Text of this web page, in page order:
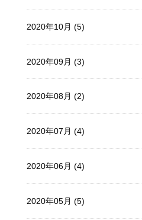
2020年10月 (5)
2020年09月 (3)
2020年08月 (2)
2020年07月 (4)
2020年06月 (4)
2020年05月 (5)